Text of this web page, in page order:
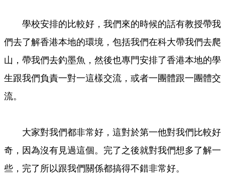
學校安排的比較好，我們來的時候的話有教授帶我
們去了解香港本地的環境，包括我們在科大帶我們去爬
山，帶我們去釣墨魚，然後也專門安排了香港本地的學
生跟我們負責一對一這樣交流，或者一團體跟一團體交
流。
大家對我們都非常好，這對於第一他對我們比較好
奇，因為沒有見過這個。完了之後就對我們想多了解一
些，完了所以跟我們關係都搞得不錯非常好。